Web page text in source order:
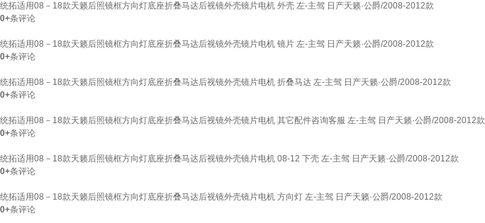
统拓适用08－18款天籁后照镜框方向灯底座折叠马达后视镜外壳镜片电机 外壳 左-主驾 日产天籁·公爵/2008-2012款
0+条评论
统拓适用08－18款天籁后照镜框方向灯底座折叠马达后视镜外壳镜片电机 镜片 左-主驾 日产天籁·公爵/2008-2012款
0+条评论
统拓适用08－18款天籁后照镜框方向灯底座折叠马达后视镜外壳镜片电机 折叠马达 左-主驾 日产天籁·公爵/2008-2012款
0+条评论
统拓适用08－18款天籁后照镜框方向灯底座折叠马达后视镜外壳镜片电机 其它配件咨询客服 左-主驾 日产天籁·公爵/2008-2012款
0+条评论
统拓适用08－18款天籁后照镜框方向灯底座折叠马达后视镜外壳镜片电机 08-12 下壳 左-主驾 日产天籁·公爵/2008-2012款
0+条评论
统拓适用08－18款天籁后照镜框方向灯底座折叠马达后视镜外壳镜片电机 方向灯 左-主驾 日产天籁·公爵/2008-2012款
0+条评论